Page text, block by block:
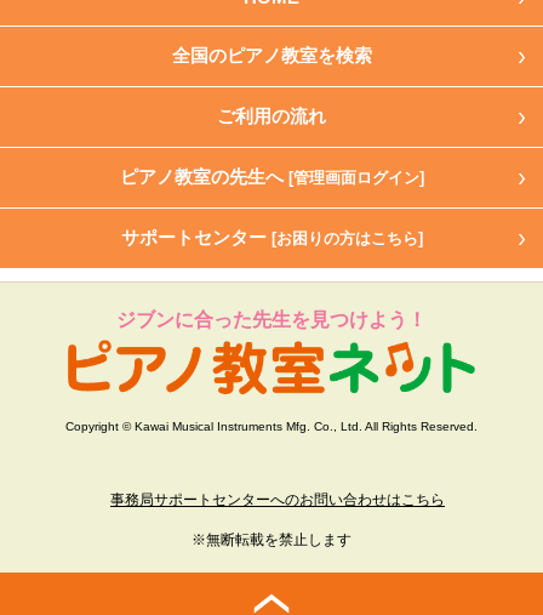
全国のピアノ教室を検索
ご利用の流れ
ピアノ教室の先生へ [管理画面ログイン]
サポートセンター [お困りの方はこちら]
ジブンに合った先生を見つけよう！
Copyright © Kawai Musical Instruments Mfg. Co., Ltd. All Rights Reserved.
事務局サポートセンターへのお問い合わせはこちら
※無断転載を禁止します